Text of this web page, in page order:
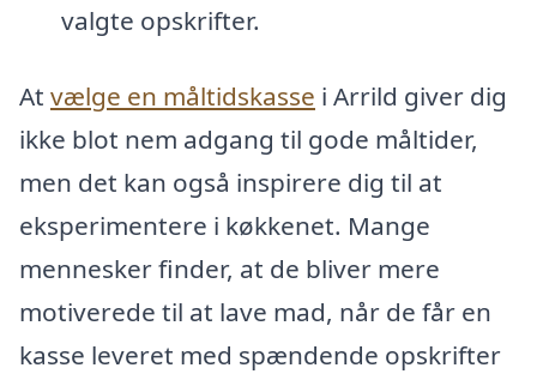
valgte opskrifter.
At vælge en måltidskasse i Arrild giver dig
ikke blot nem adgang til gode måltider,
men det kan også inspirere dig til at
eksperimentere i køkkenet. Mange
mennesker finder, at de bliver mere
motiverede til at lave mad, når de får en
kasse leveret med spændende opskrifter